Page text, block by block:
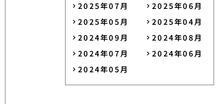
2025年07月
2025年06月
2025年05月
2025年04月
2024年09月
2024年08月
2024年07月
2024年06月
2024年05月